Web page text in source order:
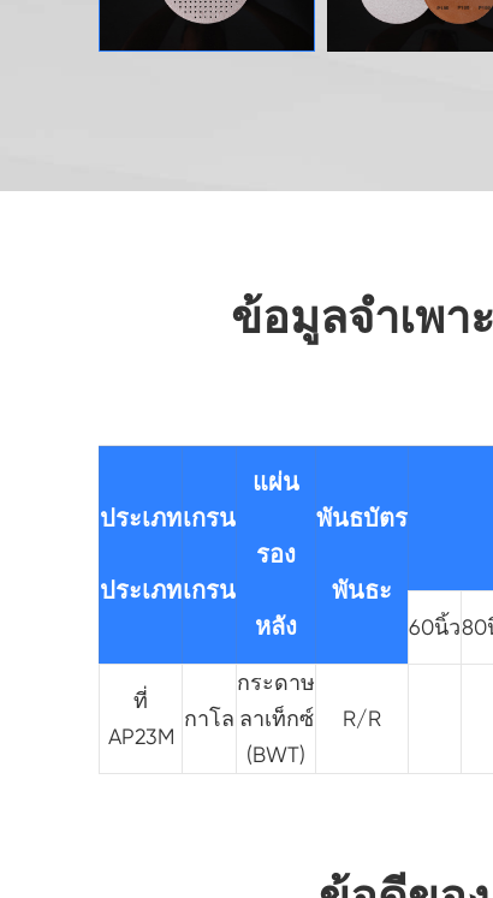
ข้อมูลจำเพา
ประเภท
ประเภท
เกรน
เกรน
แผ่น
รอง
หลัง
พันธบัตร
พันธะ
60นิ้ว80
ที่
AP23M
กาโล
กระดาษ
ลาเท็กซ์
(BWT)
R/R